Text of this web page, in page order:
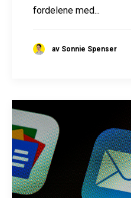
fordelene med...
av Sonnie Spenser